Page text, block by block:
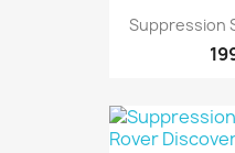
Suppression